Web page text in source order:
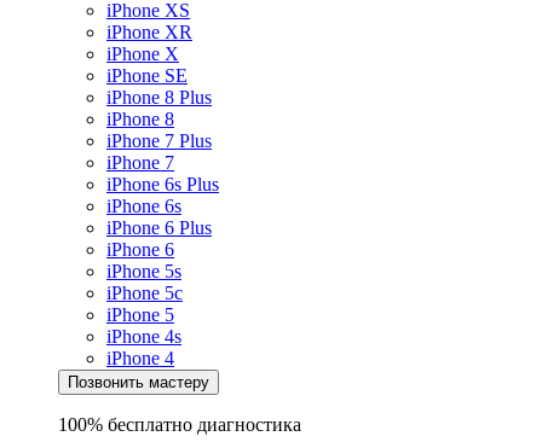
iPhone XS
iPhone XR
iPhone X
iPhone SE
iPhone 8 Plus
iPhone 8
iPhone 7 Plus
iPhone 7
iPhone 6s Plus
iPhone 6s
iPhone 6 Plus
iPhone 6
iPhone 5s
iPhone 5c
iPhone 5
iPhone 4s
iPhone 4
Позвонить мастеру
100% бесплатно диагностика